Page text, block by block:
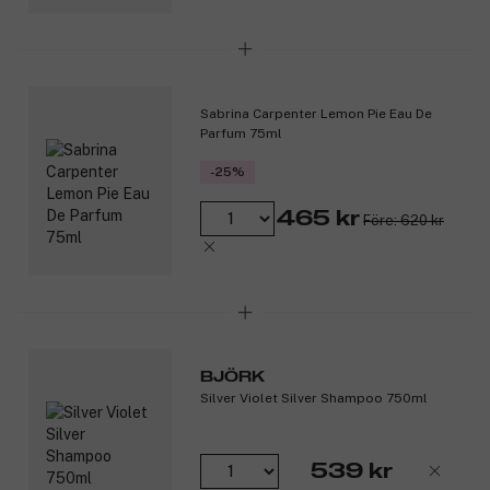
Basnoter: Cistus, vetiver, myrra och ambrofix.
Sabrina Carpenter Lemon Pie Eau De
Parfum 75ml
-25%
465 kr Före: 620 kr
BJÖRK
Silver Violet Silver Shampoo 750ml
539 kr